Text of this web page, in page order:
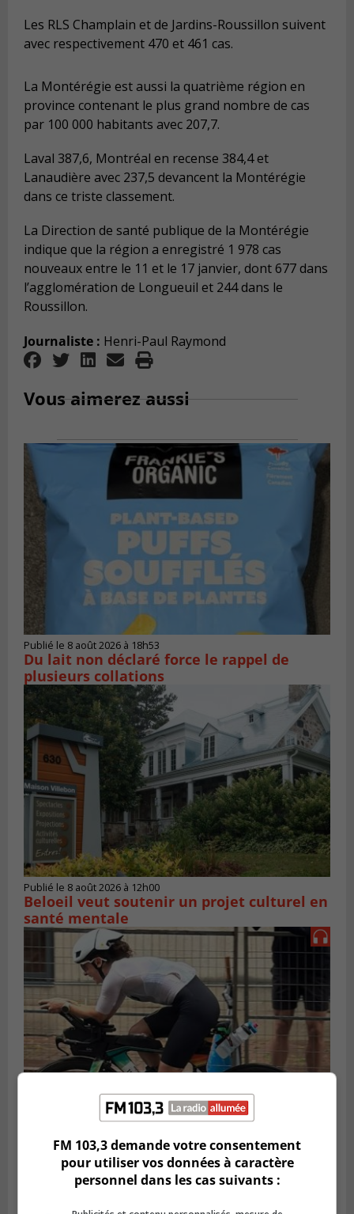
Les RLS Champlain et de Jardins-Roussillon suivent
avec respectivement 470 et 461 cas.
La Montérégie est aussi la quatrième région en
province contenant le plus grand nombre de cas
par 100 000 habitants avec 207,7.
Laval 387,6, Montréal en recense 384,4 et
Lanaudière avec 237,5 devancent la Montérégie
dans ce triste classement.
La Direction de santé publique de la Montérégie
indique que la région a enregistré 1 978 cas
nouveaux entre le 11 et le 17 janvier, dont 677 dans
l’agglomération de Longueuil et 244 dans le
Roussillon.
Journaliste : Henri-Paul Raymond
Vous aimerez aussi
Publié le 8 août 2026 à 18h53
Du lait non déclaré force le rappel de
plusieurs collations
Publié le 8 août 2026 à 12h00
Beloeil veut soutenir un projet culturel en
santé mentale
Publié le 5 août 2026 à 08h23
De la fibrose kystique à l’Ironman : le
parcours inspirant d’Emma Fontaine
FM 103,3 demande votre consentement
pour utiliser vos données à caractère
personnel dans les cas suivants :